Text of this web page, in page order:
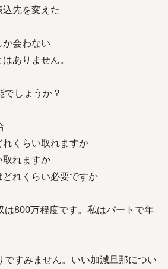
先を変えた
会わない
ありません。
でしょうか？
くらい取れますか
れますか
れくらい必要ですか
は800万程度です。私はパートで年
ですみません。いい加減旦那につい